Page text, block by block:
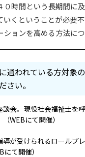
０時間という長期間に
いくということが必要
ョンを高める方法に
通われている方対象
さい。
会。現役社会福祉士を
WEBにて開催）
が受けられるロールプ
て開催）